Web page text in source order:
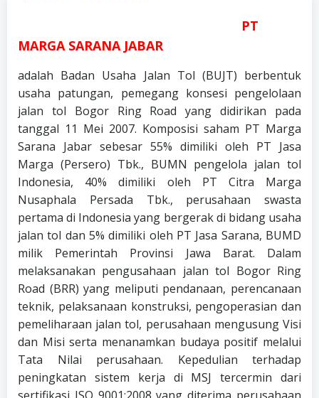
PT
MARGA SARANA JABAR
adalah Badan Usaha Jalan Tol (BUJT) berbentuk
usaha patungan, pemegang konsesi pengelolaan
jalan tol Bogor Ring Road yang didirikan pada
tanggal 11 Mei 2007. Komposisi saham PT Marga
Sarana Jabar sebesar 55% dimiliki oleh PT Jasa
Marga (Persero) Tbk., BUMN pengelola jalan tol
Indonesia, 40% dimiliki oleh PT Citra Marga
Nusaphala Persada Tbk., perusahaan swasta
pertama di Indonesia yang bergerak di bidang usaha
jalan tol dan 5% dimiliki oleh PT Jasa Sarana, BUMD
milik Pemerintah Provinsi Jawa Barat. Dalam
melaksanakan pengusahaan jalan tol Bogor Ring
Road (BRR) yang meliputi pendanaan, perencanaan
teknik, pelaksanaan konstruksi, pengoperasian dan
pemeliharaan jalan tol, perusahaan mengusung Visi
dan Misi serta menanamkan budaya positif melalui
Tata Nilai perusahaan. Kepedulian terhadap
peningkatan sistem kerja di MSJ tercermin dari